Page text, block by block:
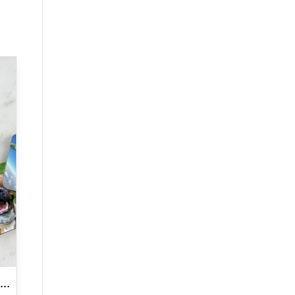
Glasbrikker med Eget Foto – 6-pak